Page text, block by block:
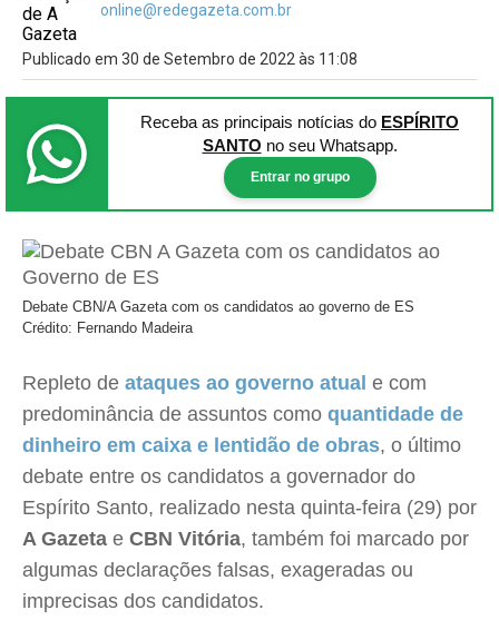
online@redegazeta.com.br
Publicado em 30 de Setembro de 2022 às 11:08
Receba as principais notícias do ESPÍRITO
SANTO no seu Whatsapp.
Entrar no grupo
Debate CBN/A Gazeta com os candidatos ao governo de ES
Crédito: Fernando Madeira
Repleto de ataques ao governo atual e com
predominância de assuntos como quantidade de
dinheiro em caixa e lentidão de obras, o último
debate entre os candidatos a governador do
Espírito Santo, realizado nesta quinta-feira (29) por
A Gazeta e CBN Vitória, também foi marcado por
algumas declarações falsas, exageradas ou
imprecisas dos candidatos.